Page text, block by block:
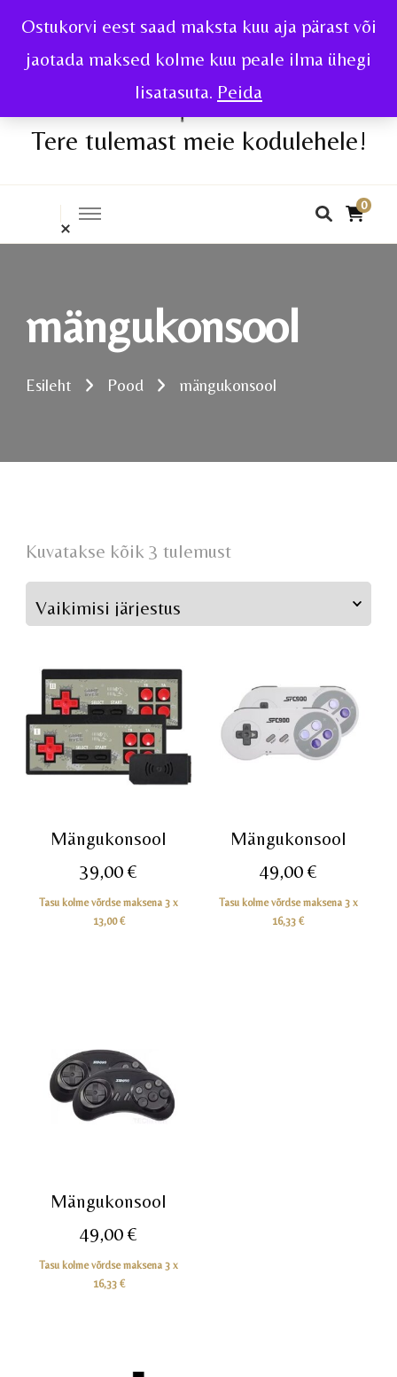
Ostukorvi eest saad maksta kuu aja pärast või
jaotada maksed kolme kuu peale ilma ühegi
lisatasuta. Peida
Tere tulemast meie kodulehele!
0
mängukonsool
Esileht Pood mängukonsool
Kuvatakse kõik 3 tulemust
Mängukonsool
39,00€
Tasu kolme võrdse maksena 3 x
13,00€
Mängukonsool
49,00 €
Tasu kolme võrdse maksena 3 x
16,33€
Mängukonsool
49,00€
Tasu kolme võrdse maksena 3 x
16,33 €